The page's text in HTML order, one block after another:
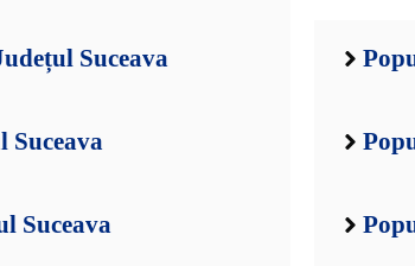
Suceava
Suceava
Suceava